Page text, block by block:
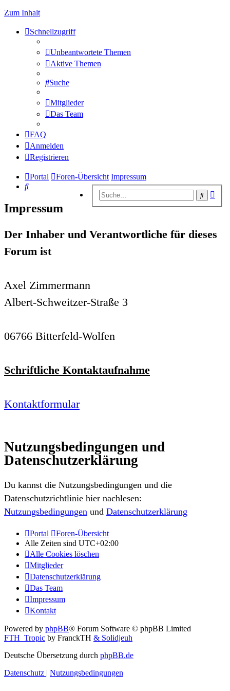
Zum Inhalt
Schnellzugriff
Unbeantwortete Themen
Aktive Themen
Suche
Mitglieder
Das Team
FAQ
Anmelden
Registrieren
Portal Foren-Übersicht Impressum
Suche
Suche
Impressum
Der Inhaber und Verantwortliche für dieses
Forum ist
Axel Zimmermann
Albert-Schweitzer-Straße 3
06766 Bitterfeld-Wolfen
Schriftliche Kontaktaufnahme
Kontaktformular
Nutzungsbedingungen und
Datenschutzerklärung
Du kannst die Nutzungsbedingungen und die
Datenschutzrichtlinie hier nachlesen:
Nutzungsbedingungen und Datenschutzerklärung
Portal
Foren-Übersicht
Alle Zeiten sind UTC+02:00
Alle Cookies löschen
Mitglieder
Datenschutzerklärung
Das Team
Impressum
Kontakt
Powered by phpBB® Forum Software © phpBB Limited
FTH_Tropic by FranckTH & Solidjeuh
Deutsche Übersetzung durch phpBB.de
Datenschutz | Nutzungsbedingungen